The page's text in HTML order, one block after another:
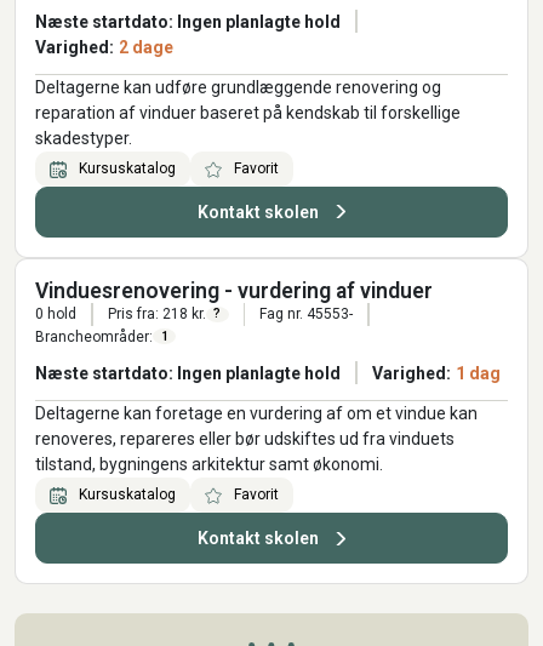
Næste startdato: Ingen planlagte hold
Varighed: 2 dage
Deltagerne kan udføre grundlæggende renovering og
reparation af vinduer baseret på kendskab til forskellige
skadestyper.
Kursuskatalog Favorit
Kontakt skolen
Vinduesrenovering - vurdering af vinduer
0 hold Pris fra: 218 kr. ?
Fag nr. 45553-
Brancheområder:
1
Næste startdato: Ingen planlagte hold Varighed: 1 dag
Deltagerne kan foretage en vurdering af om et vindue kan
renoveres, repareres eller bør udskiftes ud fra vinduets
tilstand, bygningens arkitektur samt økonomi.
Kursuskatalog Favorit
Kontakt skolen